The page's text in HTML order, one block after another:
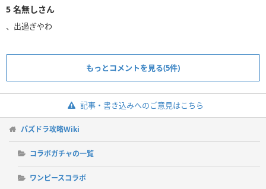
5 名無しさん
、出過ぎやわ
もっとコメントを見る(5件)
記事・書き込みへのご意見はこちら
パズドラ攻略Wiki
コラボガチャの一覧
ワンピースコラボ